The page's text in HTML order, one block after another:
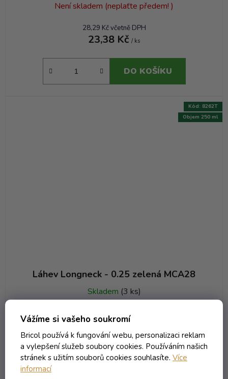
Vážíme si vašeho soukromí
Bricol používá k fungování webu, personalizaci reklam
a vylepšení služeb soubory cookies. Používáním našich
stránek s užitím souborů cookies souhlasíte. Více
informací
Není skladem (neplaťte předem! )
28,29 Kč včetně DPH
23,38 Kč / ks
DO KOŠÍKU
Láhev Longneck - 0.25 zelená MCA28
Skladem (3 ks)
11,56 Kč včetně DPH
9,55 Kč
DO KOŠÍKU
Objem 250 ml
Kód: 8262T